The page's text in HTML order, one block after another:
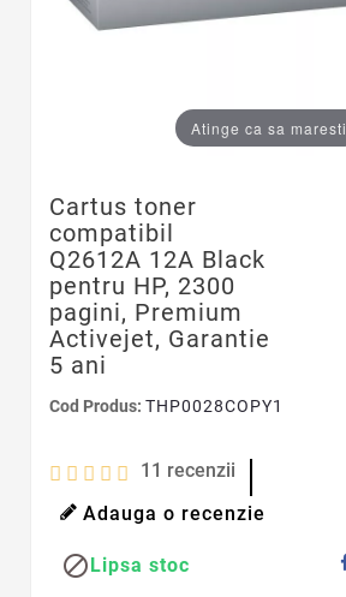
Atinge ca sa maresti
Cartus toner
compatibil
Q2612A 12A Black
pentru HP, 2300
pagini, Premium
Activejet, Garantie
5 ani
Cod Produs: THP0028COPY1
11 recenzii
Adauga o recenzie
Lipsa stoc